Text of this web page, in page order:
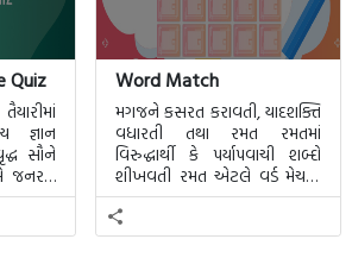
Quiz
જ્ઞાન
સૌને
જનરલ
Word Match
મગજને કસરત કરાવતી, યાદશક્તિ
વધારતી તથા રમત રમતમાં
વિરુદ્ધાર્થી કે પર્યાપવાચી શબ્દો
શીખવતી રમત એટલે વર્ડ મેચમાં.
આ રમતમાં 20 બ્લોક પાછળ 20
શબ્દો છુપાયેલા હશે.